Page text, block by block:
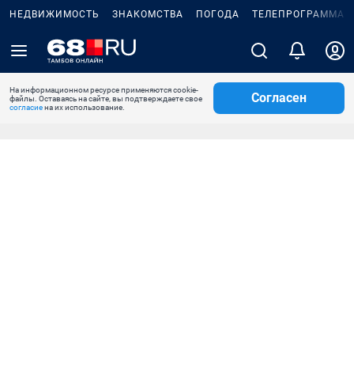
НЕДВИЖИМОСТЬ ЗНАКОМСТВА ПОГОДА ТЕЛЕПРОГРАММА
На информационном ресурсе применяются cookie-
файлы. Оставаясь на сайте, вы подтверждаете свое
согласиена их использование.
Согласен